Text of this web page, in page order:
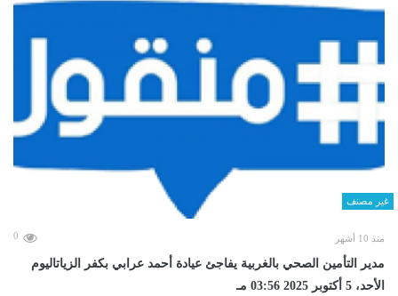
غير مصنف
منذ 10 أشهر 0
مدير التأمين الصحي بالغربية يفاجئ عيادة أحمد عرابي بكفر الزياتاليوم
الأحد، 5 أكتوبر 2025 03:56 مـ